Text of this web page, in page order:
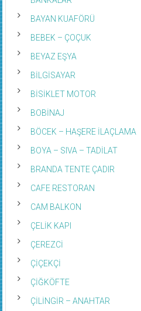
BAYAN KUAFÖRÜ
BEBEK – ÇOÇUK
BEYAZ EŞYA
BİLGİSAYAR
BİSİKLET MOTOR
BOBİNAJ
BÖCEK – HAŞERE İLAÇLAMA
BOYA – SIVA – TADİLAT
BRANDA TENTE ÇADIR
CAFE RESTORAN
CAM BALKON
ÇELİK KAPI
ÇEREZCİ
ÇİÇEKÇİ
ÇİĞKÖFTE
ÇİLİNGİR – ANAHTAR